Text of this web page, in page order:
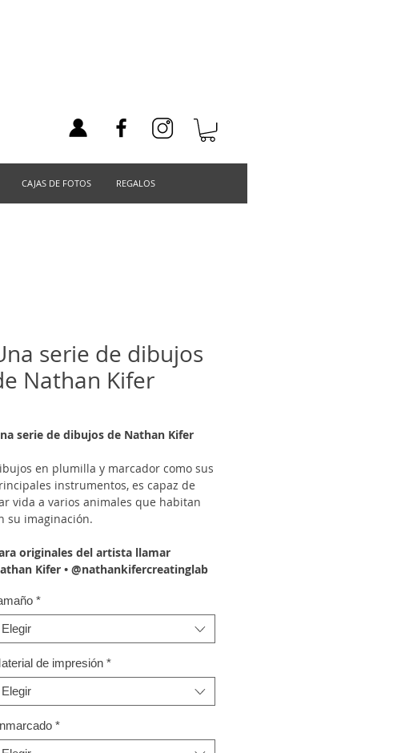
CAJAS DE FOTOS REGALOS
serie de dibujos
Nathan Kifer
serie de dibujos de Nathan Kifer
en plumilla y marcador como sus
instrumentos, es capaz de
vida a varios animales que habitan
su imaginación.
originales del artista llamar
Kifer • @nathankifercreatinglab
*
Elegir
de impresión *
Elegir
*